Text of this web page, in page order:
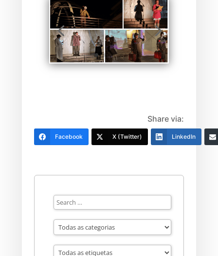
Share via:
Facebook X (Twitter) LinkedIn